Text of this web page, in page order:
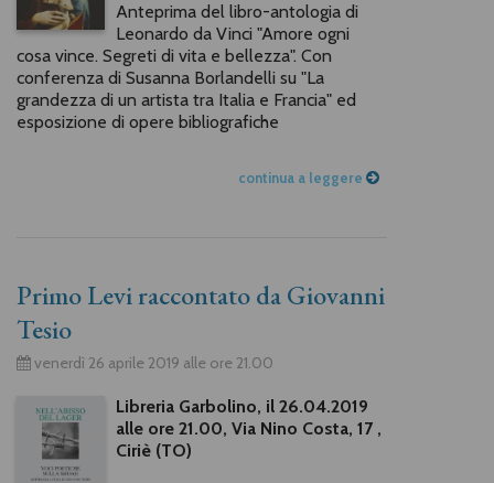
Anteprima del libro-antologia di
Leonardo da Vinci "Amore ogni
cosa vince. Segreti di vita e bellezza". Con
conferenza di Susanna Borlandelli su "La
grandezza di un artista tra Italia e Francia" ed
esposizione di opere bibliografiche
continua a leggere
Primo Levi raccontato da Giovanni
Tesio
venerdì 26 aprile 2019 alle ore 21.00
Libreria Garbolino, il 26.04.2019
alle ore 21.00, Via Nino Costa, 17 ,
Ciriè (TO)